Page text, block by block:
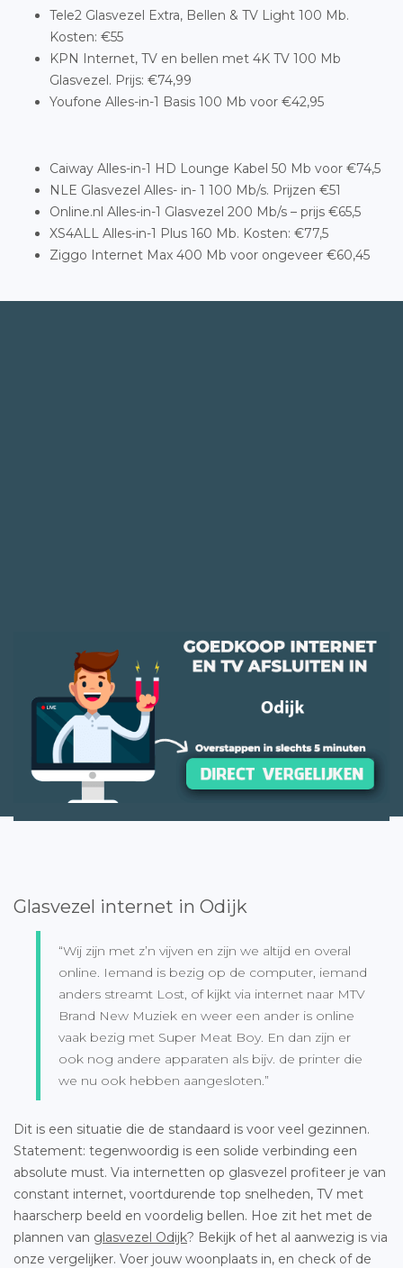
Tele2 Glasvezel Extra, Bellen & TV Light 100 Mb.
Kosten: €55
KPN Internet, TV en bellen met 4K TV 100 Mb
Glasvezel. Prijs: €74,99
Youfone Alles-in-1 Basis 100 Mb voor €42,95
Caiway Alles-in-1 HD Lounge Kabel 50 Mb voor €74,5
NLE Glasvezel Alles- in- 1 100 Mb/s. Prijzen €51
Online.nl Alles-in-1 Glasvezel 200 Mb/s – prijs €65,5
XS4ALL Alles-in-1 Plus 160 Mb. Kosten: €77,5
Ziggo Internet Max 400 Mb voor ongeveer €60,45
Glasvezel internet in Odijk
“Wij zijn met z’n vijven en zijn we altijd en overal
online. Iemand is bezig op de computer, iemand
anders streamt Lost, of kijkt via internet naar MTV
Brand New Muziek en weer een ander is online
vaak bezig met Super Meat Boy. En dan zijn er
ook nog andere apparaten als bijv. de printer die
we nu ook hebben aangesloten.”
Dit is een situatie die de standaard is voor veel gezinnen.
Statement: tegenwoordig is een solide verbinding een
absolute must. Via internetten op glasvezel profiteer je van
constant internet, voortdurende top snelheden, TV met
haarscherp beeld en voordelig bellen. Hoe zit het met de
plannen van glasvezel Odijk? Bekijk of het al aanwezig is via
onze vergelijker. Voer jouw woonplaats in, en check of de